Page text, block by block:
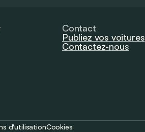
Contact
Publiez vos voitures
Contactez-nous
d'utilisationCookies